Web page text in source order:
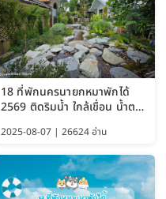
18 ที่พักนครนายกหมาพักได้
2569 ติดริมน้ำ ใกล้เขื่อน น้ำตก
Pet Friendly และหมาใหญ่พัก
ได้
2025-08-07 | 26624 อ่าน